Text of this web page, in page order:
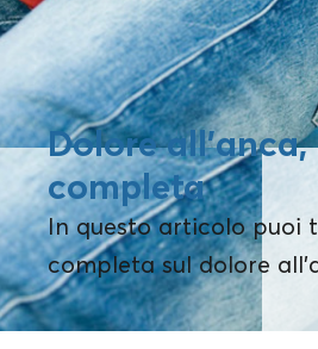
Dolore
completa
In questo articolo puoi
completa sul dolore